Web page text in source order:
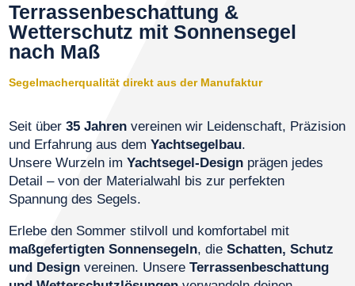
Terrassenbeschattung &
Wetterschutz mit Sonnensegel
nach Maß
Segelmacherqualität direkt aus der Manufaktur
Seit über35 Jahren vereinen wir Leidenschaft, Präzision
und Erfahrung aus demYachtsegelbau.
Unsere Wurzeln imYachtsegel-Design prägen jedes
Detail – von der Materialwahl bis zur perfekten
Spannung des Segels.
Erlebe den Sommer stilvoll und komfortabel mit
maßgefertigten Sonnensegeln, dieSchatten, Schutz
und Design vereinen. UnsereTerrassenbeschattung